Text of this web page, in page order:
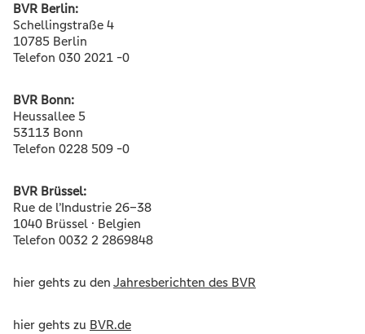
BVR Berlin:
Schellingstraße 4
10785 Berlin
Telefon 030 2021 -0
BVR Bonn:
Heussallee 5
53113 Bonn
Telefon 0228 509 -0
BVR Brüssel:
Rue de l’Industrie 26–38
1040 Brüssel · Belgien
Telefon 0032 2 2869848
hier gehts zu den Jahresberichten des BVR
hier gehts zu BVR.de